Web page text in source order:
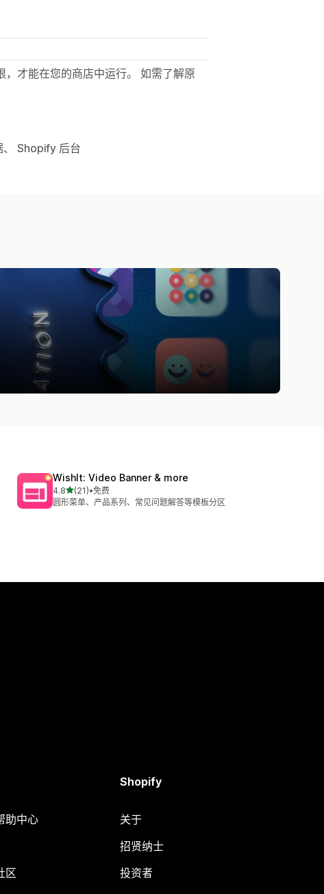
才能在您的商店中运行。 如需了解原
、 Shopify 后台
WishIt: Video Banner & more
4.8星（满分 5 星）
(21)
总共 21 条评论
•免费
圆形菜单、产品系列、常见问题解答等模板分区
助中心
区
Shopify
关于
招贤纳士
投资者